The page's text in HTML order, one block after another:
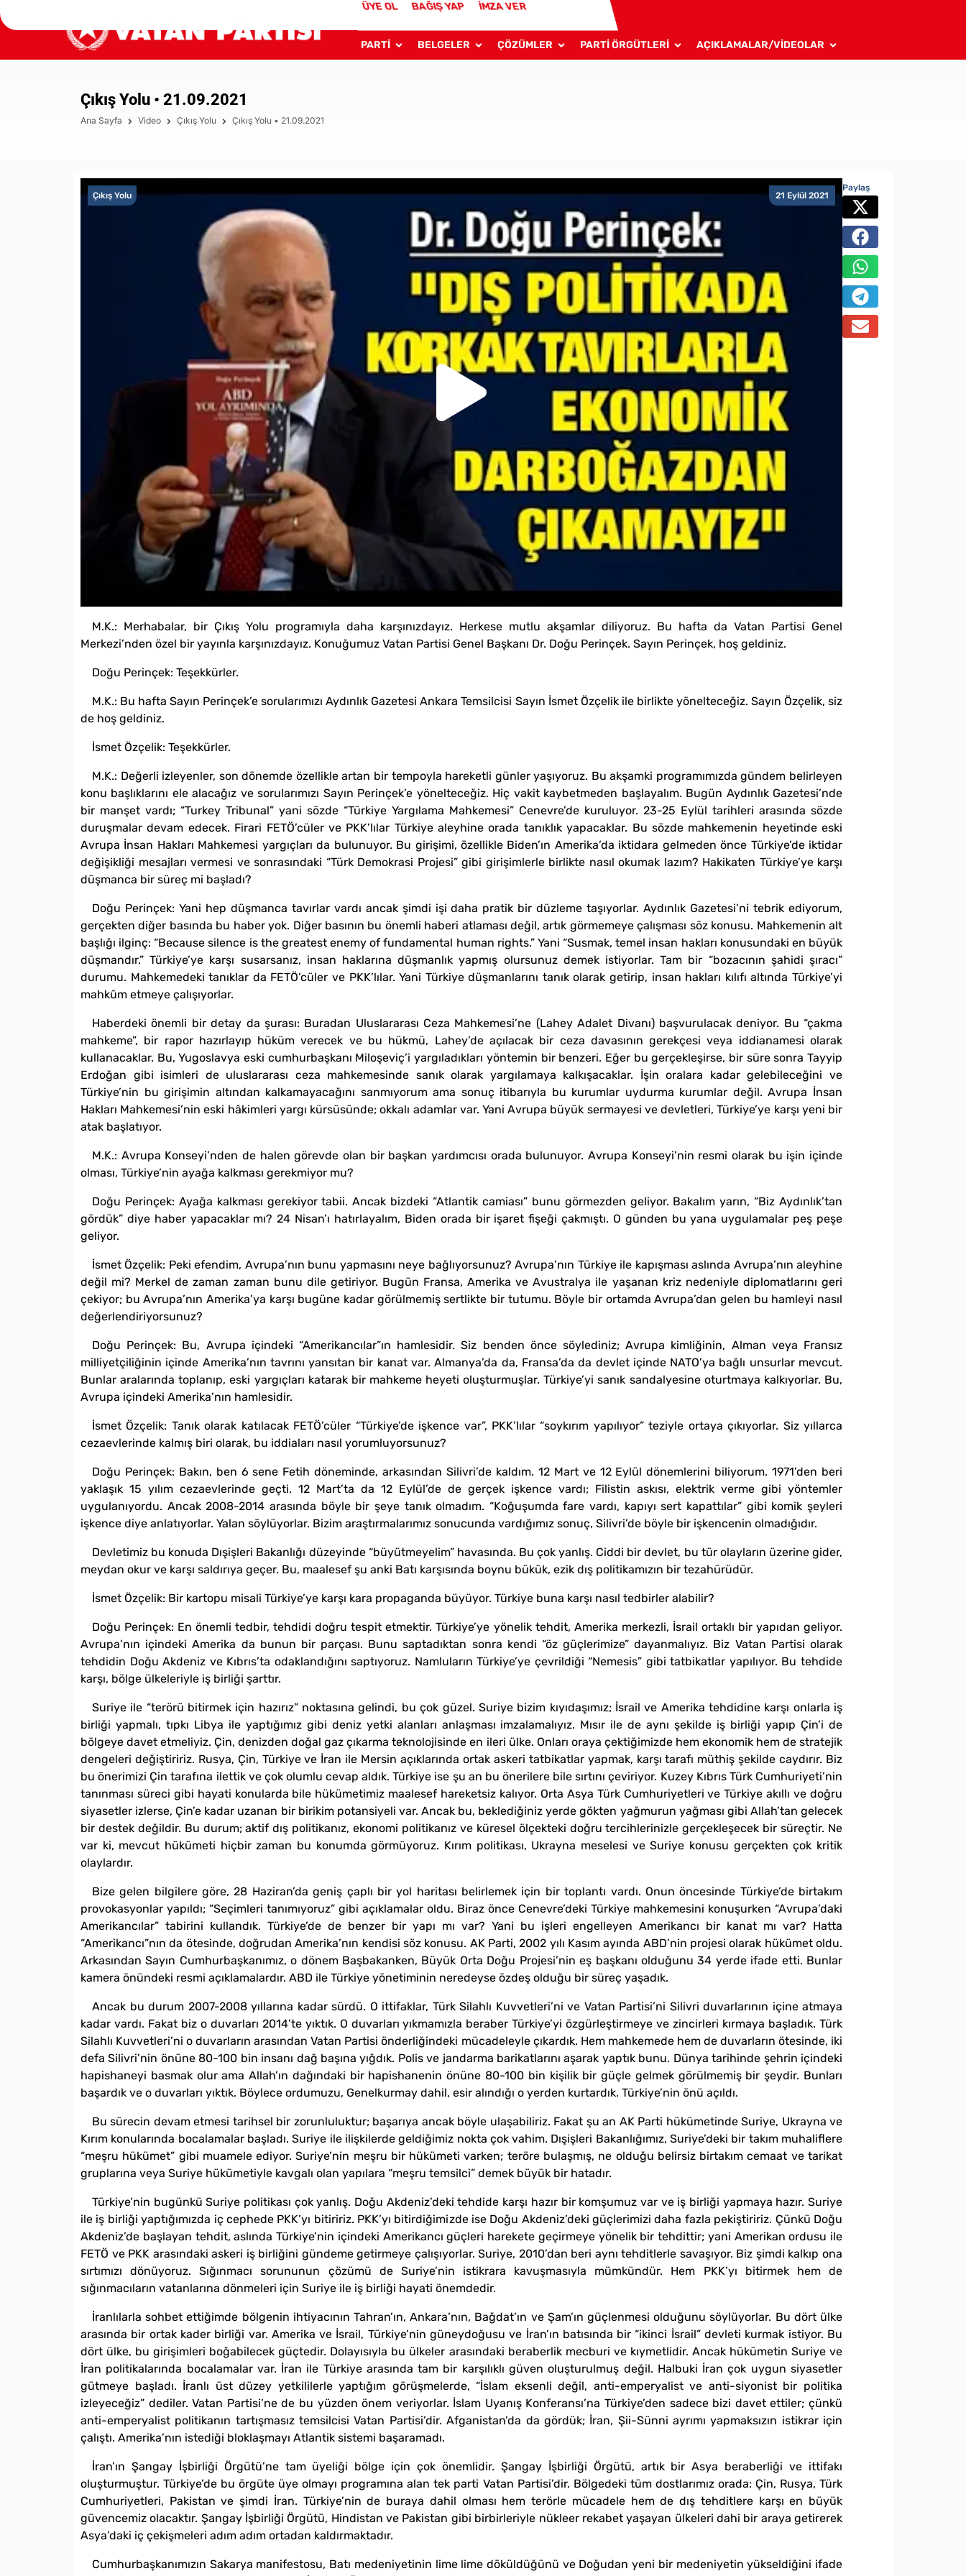
ÜYE OL BAĞIŞ YAP İMZA VER
PARTİ BELGELER ÇÖZÜMLER PARTİ ÖRGÜTLERİ AÇIKLAMALAR/VİDEOLAR
Çıkış Yolu • 21.09.2021
Ana Sayfa Video Çıkış Yolu Çıkış Yolu • 21.09.2021
21 Eylül 2021
Çıkış Yolu
M.K.: Merhabalar, bir Çıkış Yolu programıyla daha karşınızdayız. Herkese mutlu akşamlar diliyoruz. Bu hafta da Vatan Partisi Genel
Merkezi’nden özel bir yayınla karşınızdayız. Konuğumuz Vatan Partisi Genel Başkanı Dr. Doğu Perinçek. Sayın Perinçek, hoş geldiniz.
Doğu Perinçek: Teşekkürler.
M.K.: Bu hafta Sayın Perinçek’e sorularımızı Aydınlık Gazetesi Ankara Temsilcisi Sayın İsmet Özçelik ile birlikte yönelteceğiz. Sayın Özçelik, siz
de hoş geldiniz.
İsmet Özçelik: Teşekkürler.
M.K.: Değerli izleyenler, son dönemde özellikle artan bir tempoyla hareketli günler yaşıyoruz. Bu akşamki programımızda gündem belirleyen
konu başlıklarını ele alacağız ve sorularımızı Sayın Perinçek’e yönelteceğiz. Hiç vakit kaybetmeden başlayalım. Bugün Aydınlık Gazetesi’nde
bir manşet vardı; “Turkey Tribunal” yani sözde “Türkiye Yargılama Mahkemesi” Cenevre’de kuruluyor. 23-25 Eylül tarihleri arasında sözde
duruşmalar devam edecek. Firari FETÖ’cüler ve PKK’lılar Türkiye aleyhine orada tanıklık yapacaklar. Bu sözde mahkemenin heyetinde eski
Avrupa İnsan Hakları Mahkemesi yargıçları da bulunuyor. Bu girişimi, özellikle Biden’ın Amerika’da iktidara gelmeden önce Türkiye’de iktidar
değişikliği mesajları vermesi ve sonrasındaki “Türk Demokrasi Projesi” gibi girişimlerle birlikte nasıl okumak lazım? Hakikaten Türkiye’ye karşı
düşmanca bir süreç mi başladı?
Doğu Perinçek: Yani hep düşmanca tavırlar vardı ancak şimdi işi daha pratik bir düzleme taşıyorlar. Aydınlık Gazetesi’ni tebrik ediyorum,
gerçekten diğer basında bu haber yok. Diğer basının bu önemli haberi atlaması değil, artık görmemeye çalışması söz konusu. Mahkemenin alt
başlığı ilginç: “Because silence is the greatest enemy of fundamental human rights.” Yani “Susmak, temel insan hakları konusundaki en büyük
düşmandır.” Türkiye’ye karşı susarsanız, insan haklarına düşmanlık yapmış olursunuz demek istiyorlar. Tam bir “bozacının şahidi şıracı”
durumu. Mahkemedeki tanıklar da FETÖ’cüler ve PKK’lılar. Yani Türkiye düşmanlarını tanık olarak getirip, insan hakları kılıfı altında Türkiye’yi
mahkûm etmeye çalışıyorlar.
Haberdeki önemli bir detay da şurası: Buradan Uluslararası Ceza Mahkemesi’ne (Lahey Adalet Divanı) başvurulacak deniyor. Bu “çakma
mahkeme”, bir rapor hazırlayıp hüküm verecek ve bu hükmü, Lahey’de açılacak bir ceza davasının gerekçesi veya iddianamesi olarak
kullanacaklar. Bu, Yugoslavya eski cumhurbaşkanı Miloşeviç’i yargıladıkları yöntemin bir benzeri. Eğer bu gerçekleşirse, bir süre sonra Tayyip
Erdoğan gibi isimleri de uluslararası ceza mahkemesinde sanık olarak yargılamaya kalkışacaklar. İşin oralara kadar gelebileceğini ve
Türkiye’nin bu girişimin altından kalkamayacağını sanmıyorum ama sonuç itibarıyla bu kurumlar uydurma kurumlar değil. Avrupa İnsan
Hakları Mahkemesi’nin eski hâkimleri yargı kürsüsünde; okkalı adamlar var. Yani Avrupa büyük sermayesi ve devletleri, Türkiye’ye karşı yeni bir
atak başlatıyor.
M.K.: Avrupa Konseyi’nden de halen görevde olan bir başkan yardımcısı orada bulunuyor. Avrupa Konseyi’nin resmi olarak bu işin içinde
olması, Türkiye’nin ayağa kalkması gerekmiyor mu?
Doğu Perinçek: Ayağa kalkması gerekiyor tabii. Ancak bizdeki “Atlantik camiası” bunu görmezden geliyor. Bakalım yarın, “Biz Aydınlık’tan
gördük” diye haber yapacaklar mı? 24 Nisan’ı hatırlayalım, Biden orada bir işaret fişeği çakmıştı. O günden bu yana uygulamalar peş peşe
geliyor.
İsmet Özçelik: Peki efendim, Avrupa’nın bunu yapmasını neye bağlıyorsunuz? Avrupa’nın Türkiye ile kapışması aslında Avrupa’nın aleyhine
değil mi? Merkel de zaman zaman bunu dile getiriyor. Bugün Fransa, Amerika ve Avustralya ile yaşanan kriz nedeniyle diplomatlarını geri
çekiyor; bu Avrupa’nın Amerika’ya karşı bugüne kadar görülmemiş sertlikte bir tutumu. Böyle bir ortamda Avrupa’dan gelen bu hamleyi nasıl
değerlendiriyorsunuz?
Doğu Perinçek: Bu, Avrupa içindeki “Amerikancılar”ın hamlesidir. Siz benden önce söylediniz; Avrupa kimliğinin, Alman veya Fransız
milliyetçiliğinin içinde Amerika’nın tavrını yansıtan bir kanat var. Almanya’da da, Fransa’da da devlet içinde NATO’ya bağlı unsurlar mevcut.
Bunlar aralarında toplanıp, eski yargıçları katarak bir mahkeme heyeti oluşturmuşlar. Türkiye’yi sanık sandalyesine oturtmaya kalkıyorlar. Bu,
Avrupa içindeki Amerika’nın hamlesidir.
İsmet Özçelik: Tanık olarak katılacak FETÖ’cüler “Türkiye’de işkence var”, PKK’lılar “soykırım yapılıyor” teziyle ortaya çıkıyorlar. Siz yıllarca
cezaevlerinde kalmış biri olarak, bu iddiaları nasıl yorumluyorsunuz?
Doğu Perinçek: Bakın, ben 6 sene Fetih döneminde, arkasından Silivri’de kaldım. 12 Mart ve 12 Eylül dönemlerini biliyorum. 1971’den beri
yaklaşık 15 yılım cezaevlerinde geçti. 12 Mart’ta da 12 Eylül’de de gerçek işkence vardı; Filistin askısı, elektrik verme gibi yöntemler
uygulanıyordu. Ancak 2008-2014 arasında böyle bir şeye tanık olmadım. “Koğuşumda fare vardı, kapıyı sert kapattılar” gibi komik şeyleri
işkence diye anlatıyorlar. Yalan söylüyorlar. Bizim araştırmalarımız sonucunda vardığımız sonuç, Silivri’de böyle bir işkencenin olmadığıdır.
Devletimiz bu konuda Dışişleri Bakanlığı düzeyinde “büyütmeyelim” havasında. Bu çok yanlış. Ciddi bir devlet, bu tür olayların üzerine gider,
meydan okur ve karşı saldırıya geçer. Bu, maalesef şu anki Batı karşısında boynu bükük, ezik dış politikamızın bir tezahürüdür.
İsmet Özçelik: Bir kartopu misali Türkiye’ye karşı kara propaganda büyüyor. Türkiye buna karşı nasıl tedbirler alabilir?
Doğu Perinçek: En önemli tedbir, tehdidi doğru tespit etmektir. Türkiye’ye yönelik tehdit, Amerika merkezli, İsrail ortaklı bir yapıdan geliyor.
Avrupa’nın içindeki Amerika da bunun bir parçası. Bunu saptadıktan sonra kendi “öz güçlerimize” dayanmalıyız. Biz Vatan Partisi olarak
tehdidin Doğu Akdeniz ve Kıbrıs’ta odaklandığını saptıyoruz. Namluların Türkiye’ye çevrildiği “Nemesis” gibi tatbikatlar yapılıyor. Bu tehdide
karşı, bölge ülkeleriyle iş birliği şarttır.
Suriye ile “terörü bitirmek için hazırız” noktasına gelindi, bu çok güzel. Suriye bizim kıyıdaşımız; İsrail ve Amerika tehdidine karşı onlarla iş
birliği yapmalı, tıpkı Libya ile yaptığımız gibi deniz yetki alanları anlaşması imzalamalıyız. Mısır ile de aynı şekilde iş birliği yapıp Çin’i de
bölgeye davet etmeliyiz. Çin, denizden doğal gaz çıkarma teknolojisinde en ileri ülke. Onları oraya çektiğimizde hem ekonomik hem de stratejik
dengeleri değiştiririz. Rusya, Çin, Türkiye ve İran ile Mersin açıklarında ortak askeri tatbikatlar yapmak, karşı tarafı müthiş şekilde caydırır. Biz
bu önerimizi Çin tarafına ilettik ve çok olumlu cevap aldık. Türkiye ise şu an bu önerilere bile sırtını çeviriyor. Kuzey Kıbrıs Türk Cumhuriyeti’nin
tanınması süreci gibi hayati konularda bile hükümetimiz maalesef hareketsiz kalıyor. Orta Asya Türk Cumhuriyetleri ve Türkiye akıllı ve doğru
siyasetler izlerse, Çin’e kadar uzanan bir birikim potansiyeli var. Ancak bu, beklediğiniz yerde gökten yağmurun yağması gibi Allah’tan gelecek
bir destek değildir. Bu durum; aktif dış politikanız, ekonomi politikanız ve küresel ölçekteki doğru tercihlerinizle gerçekleşecek bir süreçtir. Ne
var ki, mevcut hükümeti hiçbir zaman bu konumda görmüyoruz. Kırım politikası, Ukrayna meselesi ve Suriye konusu gerçekten çok kritik
olaylardır.
Bize gelen bilgilere göre, 28 Haziran’da geniş çaplı bir yol haritası belirlemek için bir toplantı vardı. Onun öncesinde Türkiye’de birtakım
provokasyonlar yapıldı; “Seçimleri tanımıyoruz” gibi açıklamalar oldu. Biraz önce Cenevre’deki Türkiye mahkemesini konuşurken “Avrupa’daki
Amerikancılar” tabirini kullandık. Türkiye’de de benzer bir yapı mı var? Yani bu işleri engelleyen Amerikancı bir kanat mı var? Hatta
“Amerikancı”nın da ötesinde, doğrudan Amerika’nın kendisi söz konusu. AK Parti, 2002 yılı Kasım ayında ABD’nin projesi olarak hükümet oldu.
Arkasından Sayın Cumhurbaşkanımız, o dönem Başbakanken, Büyük Orta Doğu Projesi’nin eş başkanı olduğunu 34 yerde ifade etti. Bunlar
kamera önündeki resmi açıklamalardır. ABD ile Türkiye yönetiminin neredeyse özdeş olduğu bir süreç yaşadık.
Ancak bu durum 2007-2008 yıllarına kadar sürdü. O ittifaklar, Türk Silahlı Kuvvetleri’ni ve Vatan Partisi’ni Silivri duvarlarının içine atmaya
kadar vardı. Fakat biz o duvarları 2014’te yıktık. O duvarları yıkmamızla beraber Türkiye’yi özgürleştirmeye ve zincirleri kırmaya başladık. Türk
Silahlı Kuvvetleri’ni o duvarların arasından Vatan Partisi önderliğindeki mücadeleyle çıkardık. Hem mahkemede hem de duvarların ötesinde, iki
defa Silivri’nin önüne 80-100 bin insanı dağ başına yığdık. Polis ve jandarma barikatlarını aşarak yaptık bunu. Dünya tarihinde şehrin içindeki
hapishaneyi basmak olur ama Allah’ın dağındaki bir hapishanenin önüne 80-100 bin kişilik bir güçle gelmek görülmemiş bir şeydir. Bunları
başardık ve o duvarları yıktık. Böylece ordumuzu, Genelkurmay dahil, esir alındığı o yerden kurtardık. Türkiye’nin önü açıldı.
Bu sürecin devam etmesi tarihsel bir zorunluluktur; başarıya ancak böyle ulaşabiliriz. Fakat şu an AK Parti hükümetinde Suriye, Ukrayna ve
Kırım konularında bocalamalar başladı. Suriye ile ilişkilerde geldiğimiz nokta çok vahim. Dışişleri Bakanlığımız, Suriye’deki bir takım muhaliflere
“meşru hükümet” gibi muamele ediyor. Suriye’nin meşru bir hükümeti varken; teröre bulaşmış, ne olduğu belirsiz birtakım cemaat ve tarikat
gruplarına veya Suriye hükümetiyle kavgalı olan yapılara “meşru temsilci” demek büyük bir hatadır.
Türkiye’nin bugünkü Suriye politikası çok yanlış. Doğu Akdeniz’deki tehdide karşı hazır bir komşumuz var ve iş birliği yapmaya hazır. Suriye
ile iş birliği yaptığımızda iç cephede PKK’yı bitiririz. PKK’yı bitirdiğimizde ise Doğu Akdeniz’deki güçlerimizi daha fazla pekiştiririz. Çünkü Doğu
Akdeniz’de başlayan tehdit, aslında Türkiye’nin içindeki Amerikancı güçleri harekete geçirmeye yönelik bir tehdittir; yani Amerikan ordusu ile
FETÖ ve PKK arasındaki askeri iş birliğini gündeme getirmeye çalışıyorlar. Suriye, 2010’dan beri aynı tehditlerle savaşıyor. Biz şimdi kalkıp ona
sırtımızı dönüyoruz. Sığınmacı sorununun çözümü de Suriye’nin istikrara kavuşmasıyla mümkündür. Hem PKK’yı bitirmek hem de
sığınmacıların vatanlarına dönmeleri için Suriye ile iş birliği hayati önemdedir.
İranlılarla sohbet ettiğimde bölgenin ihtiyacının Tahran’ın, Ankara’nın, Bağdat’ın ve Şam’ın güçlenmesi olduğunu söylüyorlar. Bu dört ülke
arasında bir ortak kader birliği var. Amerika ve İsrail, Türkiye’nin güneydoğusu ve İran’ın batısında bir “ikinci İsrail” devleti kurmak istiyor. Bu
dört ülke, bu girişimleri boğabilecek güçtedir. Dolayısıyla bu ülkeler arasındaki beraberlik mecburi ve kıymetlidir. Ancak hükümetin Suriye ve
İran politikalarında bocalamalar var. İran ile Türkiye arasında tam bir karşılıklı güven oluşturulmuş değil. Halbuki İran çok uygun siyasetler
gütmeye başladı. İranlı üst düzey yetkililerle yaptığım görüşmelerde, “İslam eksenli değil, anti-emperyalist ve anti-siyonist bir politika
izleyeceğiz” dediler. Vatan Partisi’ne de bu yüzden önem veriyorlar. İslam Uyanış Konferansı’na Türkiye’den sadece bizi davet ettiler; çünkü
anti-emperyalist politikanın tartışmasız temsilcisi Vatan Partisi’dir. Afganistan’da da gördük; İran, Şii-Sünni ayrımı yapmaksızın istikrar için
çalıştı. Amerika’nın istediği bloklaşmayı Atlantik sistemi başaramadı.
İran’ın Şangay İşbirliği Örgütü’ne tam üyeliği bölge için çok önemlidir. Şangay İşbirliği Örgütü, artık bir Asya beraberliği ve ittifakı
oluşturmuştur. Türkiye’de bu örgüte üye olmayı programına alan tek parti Vatan Partisi’dir. Bölgedeki tüm dostlarımız orada: Çin, Rusya, Türk
Cumhuriyetleri, Pakistan ve şimdi İran. Türkiye’nin de buraya dahil olması hem terörle mücadele hem de dış tehditlere karşı en büyük
güvencemiz olacaktır. Şangay İşbirliği Örgütü, Hindistan ve Pakistan gibi birbirleriyle nükleer rekabet yaşayan ülkeleri dahi bir araya getirerek
Asya’daki iç çekişmeleri adım adım ortadan kaldırmaktadır.
Cumhurbaşkanımızın Sakarya manifestosu, Batı medeniyetinin lime lime döküldüğünü ve Doğudan yeni bir medeniyetin yükseldiğini ifade
Paylaş